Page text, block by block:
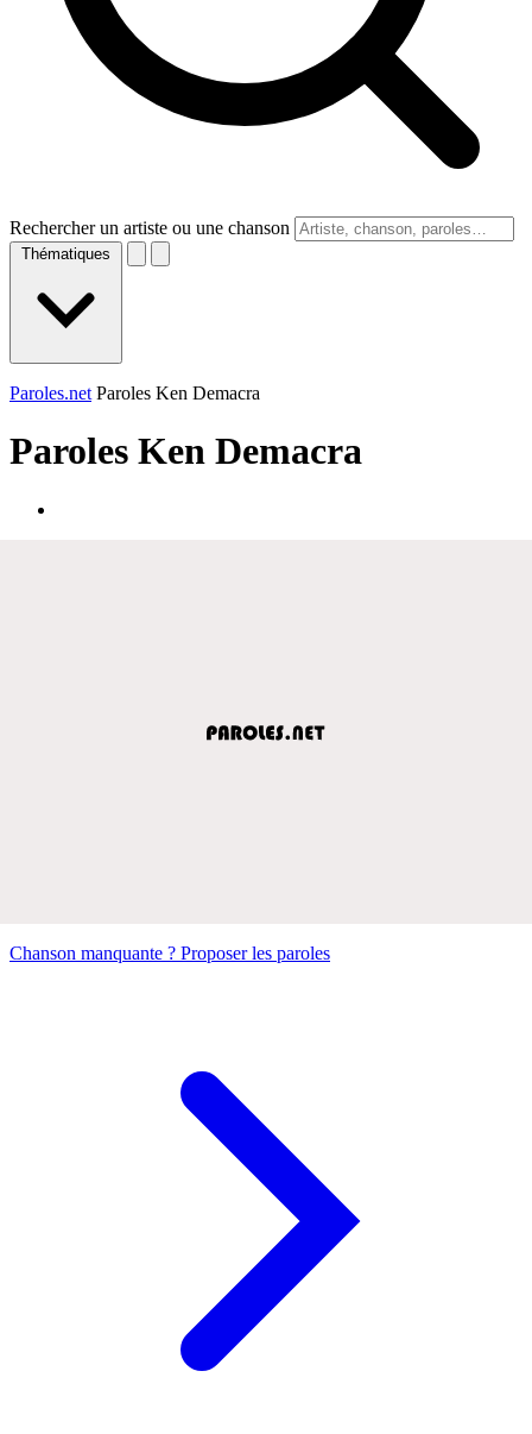
Rechercher un artiste ou une chanson
Thématiques
Paroles.net Paroles Ken Demacra
Paroles Ken Demacra
Chanson manquante ? Proposer les paroles